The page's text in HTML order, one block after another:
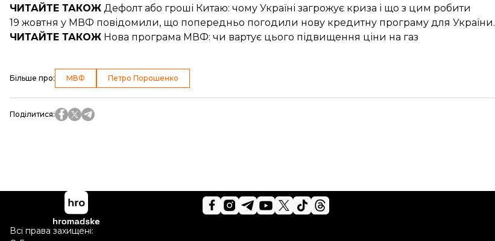
ЧИТАЙТЕ ТАКОЖ Дефолт або гроші Китаю: чому Україні загрожує криза і що з цим робити
19 жовтня у МВФ повідомили, що попередньо погодили нову кредитну програму для України.
ЧИТАЙТЕ ТАКОЖ Нова програма МВФ: чи вартує цього підвищення ціни на газ
Більше про: МВФ Петро Порошенко
Поділитися:
Всі права захищені: